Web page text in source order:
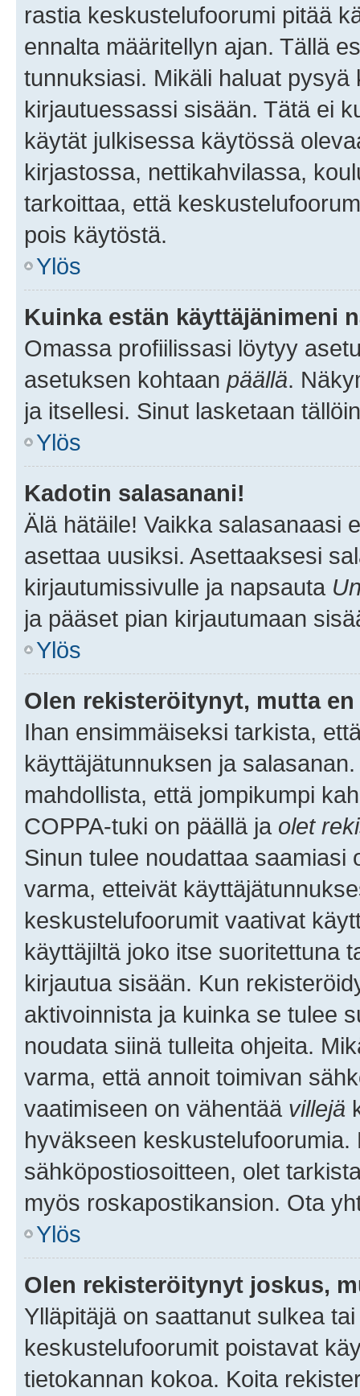
rastia keskustelufoorumi pitää
ennalta määritellyn ajan. Tällä
tunnuksiasi. Mikäli haluat
kirjautuessassi sisään. Tätä ei
käytät julkisessa käytössä
kirjastossa, nettikahvilassa,
tarkoittaa, että
pois käytöstä.
Ylös
Kuinka estän käyttäjänimeni
Omassa profiilissasi löytyy
asetuksen kohtaan päällä.
ja itsellesi. Sinut lasketaan
Ylös
Kadotin salasanani!
Älä hätäile! Vaikka salasanaasi
asettaa uusiksi. Asettaaksesi
kirjautumissivulle ja napsauta
ja pääset pian kirjautumaan
Ylös
Olen rekisteröitynyt, mutta
Ihan ensimmäiseksi tarkista,
käyttäjätunnuksen ja
mahdollista, että jompikumpi
COPPA-tuki on päällä ja olet
Sinun tulee noudattaa saamiasi
varma, etteivät
keskustelufoorumit vaativat
käyttäjiltä joko itse suoritettuna
kirjautua sisään. Kun
aktivoinnista ja kuinka se tulee
noudata siinä tulleita ohjeita.
varma, että annoit toimivan
vaatimiseen on vähentää villejä
hyväkseen
sähköpostiosoitteen, olet
myös roskapostikansion. Ota
Ylös
Olen rekisteröitynyt joskus,
Ylläpitäjä on saattanut sulkea
keskustelufoorumit poistavat
tietokannan kokoa. Koita